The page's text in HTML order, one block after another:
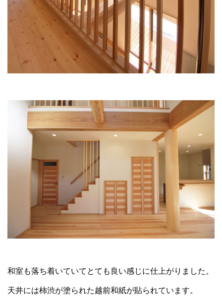
和室も落ち着いていてとても良い感じに仕上がりました。
天井には柿渋が塗られた越前和紙が貼られています。